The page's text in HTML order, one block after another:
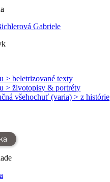
Gabriele
> beletrizované texty
> životopisy & portréty
všehochuť (varia) > z histórie